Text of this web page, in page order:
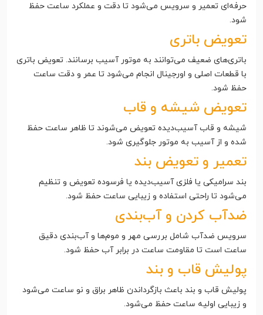
حرفه‌ای تعمیر و سرویس می‌شود تا دقت و عملکرد ساعت حفظ
شود.
تعویض باتری
باتری‌های ضعیف می‌توانند به موتور آسیب برسانند. تعویض باتری
با قطعات اصلی و اورجینال انجام می‌شود تا عمر و دقت ساعت
حفظ شود.
تعویض شیشه و قاب
شیشه و قاب آسیب‌دیده تعویض می‌شوند تا ظاهر ساعت حفظ
شده و از آسیب به موتور جلوگیری شود.
تعمیر و تعویض بند
بند سرامیکی یا فلزی آسیب‌دیده یا فرسوده تعویض و تنظیم
می‌شود تا راحتی استفاده و زیبایی ساعت حفظ شود.
ضدآب کردن و آب‌بندی
سرویس ضدآب شامل بررسی مهر و موم‌ها و آب‌بندی دقیق
ساعت است تا مقاومت ساعت در برابر آب حفظ شود.
پولیش قاب و بند
پولیش قاب و بند باعث بازگرداندن ظاهر براق و نو ساعت می‌شود
و زیبایی اولیه ساعت حفظ می‌شود.